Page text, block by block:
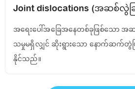
Joint dislocations (အဆစ်လွဲခ
အရေးပေါ်အခြေအနေတစ်ခုဖြစ်သော အ
သမှုမရှိလျှင် ဆိုးရွားသော နောက်ဆက်တွဲပ
နိုင်သည်။